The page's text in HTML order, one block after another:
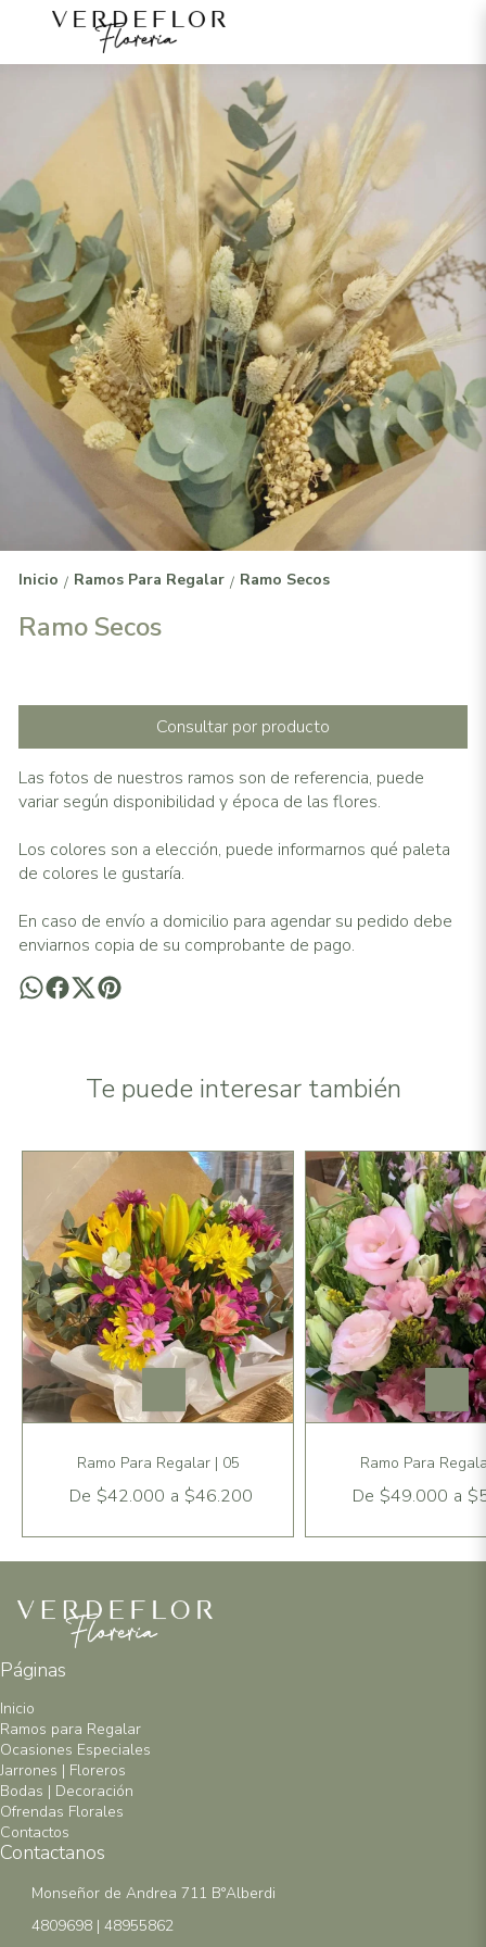
Inicio / Ramos Para Regalar / Ramo Secos
Ramo Secos
Consultar por producto
Las fotos de nuestros ramos son de referencia, puede
variar según disponibilidad y época de las flores.
Los colores son a elección, puede informarnos qué paleta
de colores le gustaría.
En caso de envío a domicilio para agendar su pedido debe
enviarnos copia de su comprobante de pago.
Te puede interesar también
Ramo Para Regalar | 05
De $42.000 a $46.200
Ramo Para
De $49.000 a
Páginas
Inicio
Ramos para Regalar
Ocasiones Especiales
Jarrones | Floreros
Bodas | Decoración
Ofrendas Florales
Contactos
Contactanos
Monseñor de Andrea 711 B°Alberdi
4809698 | 48955862